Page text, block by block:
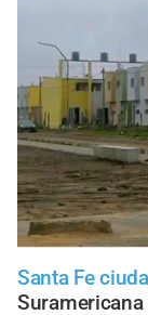
Santa Fe